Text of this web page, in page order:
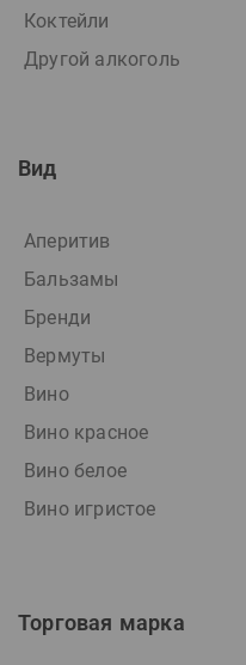
Коктейли
Другой алкоголь
Вид
Аперитив
Бальзамы
Бренди
Вермуты
Вино
Вино красное
Вино белое
Вино игристое
Вино розовое
Торговая марка